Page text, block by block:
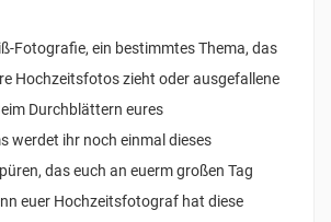
Fotografie, ein bestimmtes Thema, das
Hochzeitsfotos zieht oder ausgefallene
Durchblättern eures
werdet ihr noch einmal dieses
das euch an euerm großen Tag
euer Hochzeitsfotograf hat diese